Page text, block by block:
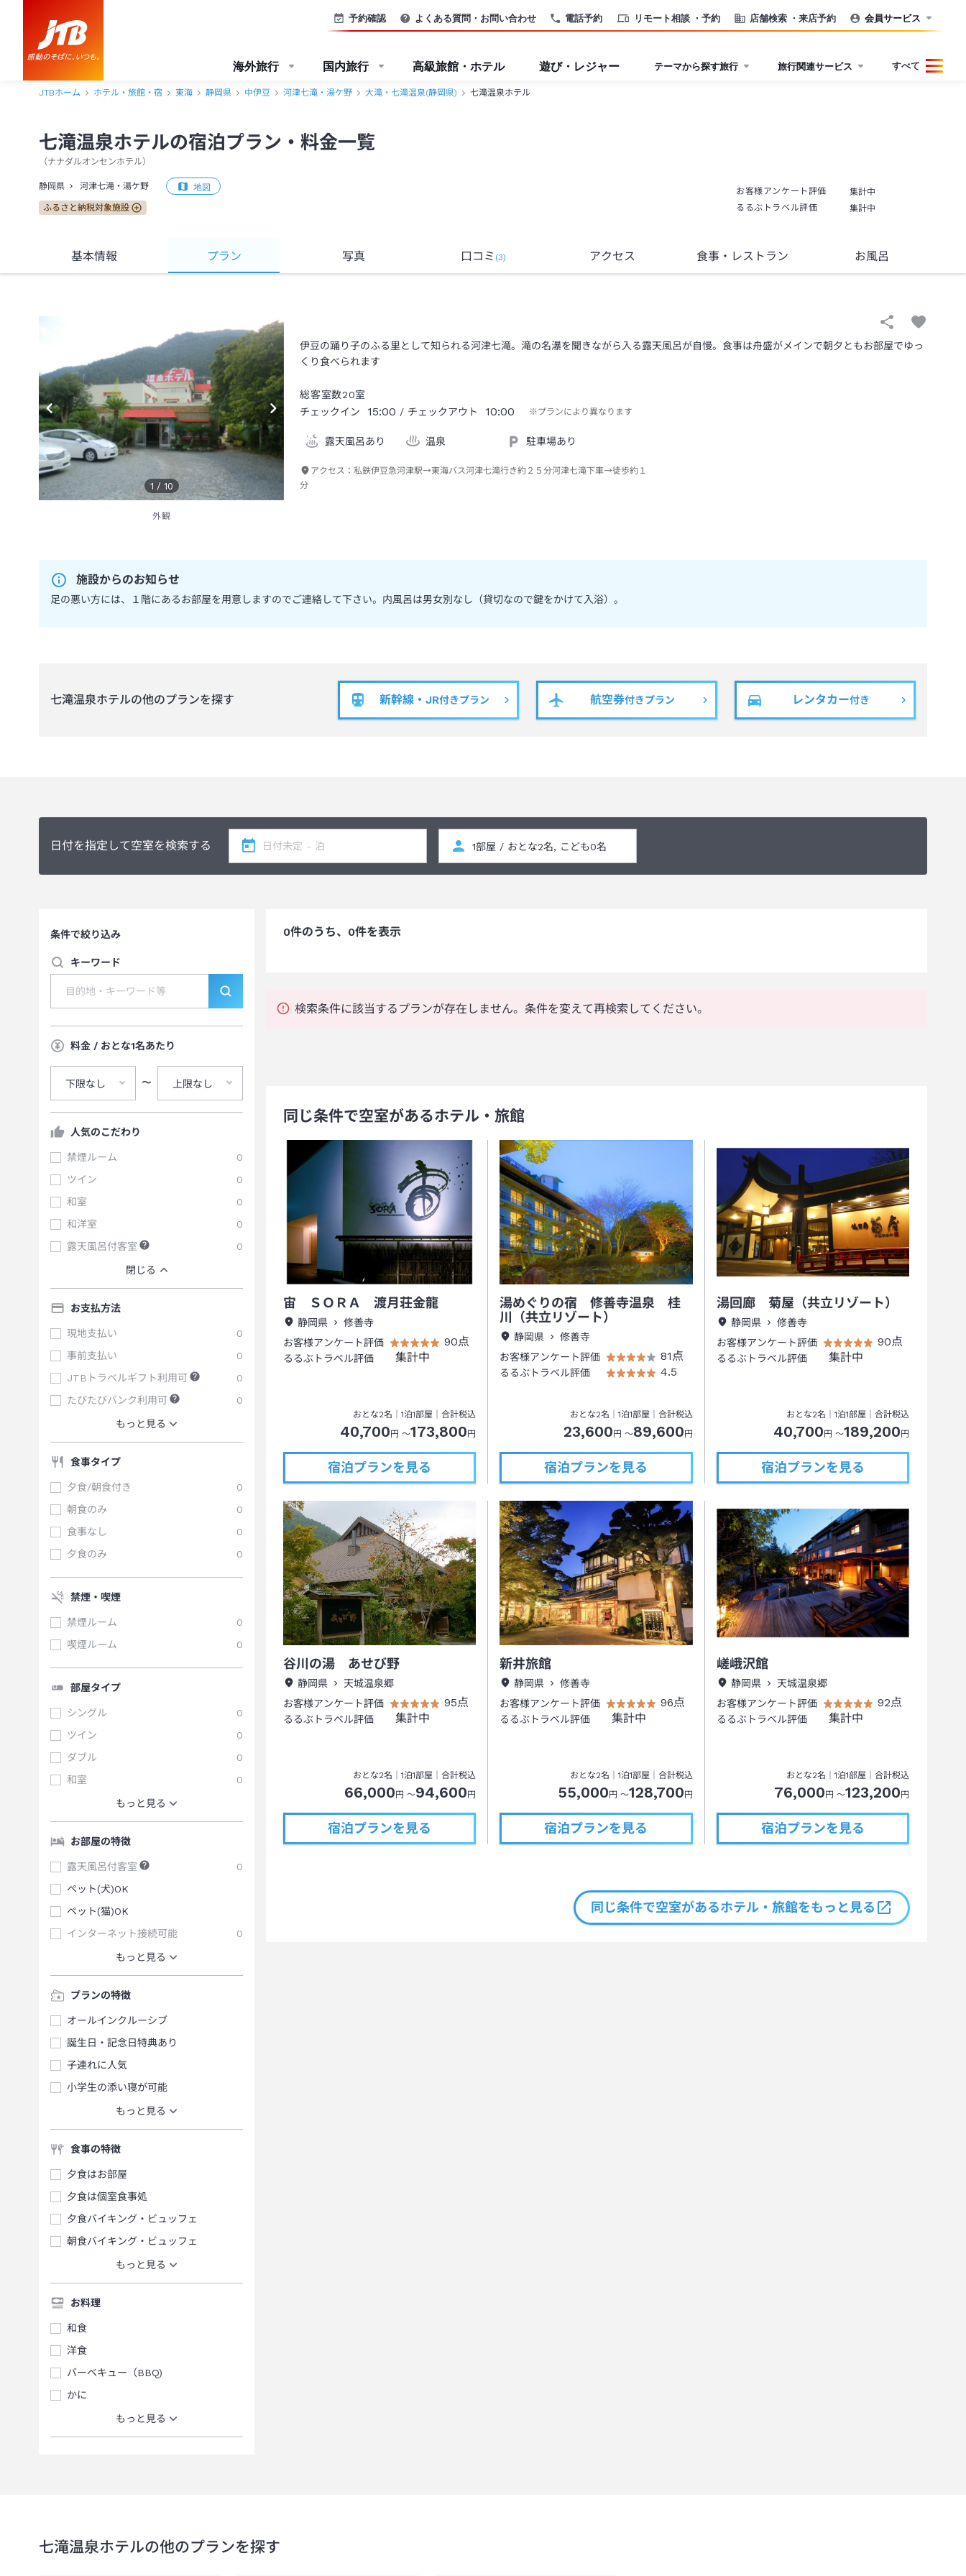
電話予約 リモート相談 ・予約 店舗検索 ・来店予約
予約確認 よくある質問・お問い合わせ 会員サービス
海外旅行 国内旅行 高級旅館・ホテル 遊び・レジャー テーマから探す旅行 旅行関連サービス すべて
JTBホーム ホテル・旅館・宿 東海 静岡県 中伊豆 河津七滝・湯ケ野 大滝・七滝温泉(静岡県) 七滝温泉ホテル
七滝温泉ホテルの宿泊プラン・料金一覧
（ナナダルオンセンホテル）
静岡県 河津七滝・湯ケ野 地図
ふるさと納税対象施設
お客様アンケート評価
集計中
るるぶトラベル評価
集計中
基本情報 プラン 写真 口コミ (3) アクセス 食事・レストラン お風呂
1 / 10
外観
伊豆の踊り子のふる里として知られる河津七滝。滝の名瀑を聞きながら入る露天風呂が自慢。食事は舟盛がメインで朝夕ともお部屋でゆっ
くり食べられます
総客室数20室
チェックイン
15:00 / チェックアウト 10:00 ※プランにより異なります
露天風呂あり 温泉 駐車場あり
アクセス：私鉄伊豆急河津駅→東海バス河津七滝行き約２５分河津七滝下車→徒歩約１
分
施設からのお知らせ
足の悪い方には、１階にあるお部屋を用意しますのでご連絡して下さい。内風呂は男女別なし（貸切なので鍵をかけて入浴）。
七滝温泉ホテルの他のプランを探す 新幹線・JR付きプラン 航空券付きプラン レンタカー付き
日付を指定して空室を検索する
条件で絞り込み
キーワード
料金 / おとな1名あたり
下限なし 〜 上限なし
人気のこだわり
禁煙ルーム
0
ツイン
0
和室
0
和洋室
0
露天風呂付客室
0
閉じる
お支払方法
現地支払い
0
事前支払い
0
JTBトラベルギフト利用可
0
たびたびバンク利用可
0
もっと見る
食事タイプ
夕食/朝食付き
0
朝食のみ
0
食事なし
0
夕食のみ
0
禁煙・喫煙
禁煙ルーム
0
喫煙ルーム
0
部屋タイプ
シングル
0
ツイン
0
ダブル
0
和室
0
もっと見る
お部屋の特徴
露天風呂付客室
0
ペット(犬)OK
ペット(猫)OK
インターネット接続可能
0
もっと見る
プランの特徴
オールインクルーシブ
誕生日・記念日特典あり
子連れに人気
小学生の添い寝が可能
もっと見る
食事の特徴
夕食はお部屋
夕食は個室食事処
夕食バイキング・ビュッフェ
朝食バイキング・ビュッフェ
もっと見る
お料理
和食
洋食
バーベキュー（BBQ)
かに
もっと見る
0件のうち、0件を表示
検索条件に該当するプランが存在しません。条件を変えて再検索してください。
同じ条件で空室があるホテル・旅館
宙 ＳＯＲＡ 渡月荘金龍
静岡県
修善寺
お客様アンケート評価
90点
るるぶトラベル評価 集計中
おとな2名 ｜1泊1部屋｜合計税込
40,700円 ～173,800円
宿泊プランを見る
湯めぐりの宿 修善寺温泉 桂
川（共立リゾート）
静岡県
修善寺
お客様アンケート評価
81点
るるぶトラベル評価 4.5
おとな2名 ｜1泊1部屋｜合計税込
23,600円 ～89,600円
宿泊プランを見る
湯回廊 菊屋（共立リゾート）
静岡県
修善寺
お客様アンケート評価
90点
るるぶトラベル評価 集計中
おとな2名 ｜1泊1部屋｜合計税込
40,700円 ～189,200円
宿泊プランを見る
谷川の湯 あせび野
静岡県
天城温泉郷
お客様アンケート評価
95点
るるぶトラベル評価 集計中
おとな2名 ｜1泊1部屋｜合計税込
66,000円 ～94,600円
宿泊プランを見る
新井旅館
静岡県
修善寺
お客様アンケート評価
96点
るるぶトラベル評価 集計中
おとな2名 ｜1泊1部屋｜合計税込
55,000円 ～128,700円
宿泊プランを見る
嵯峨沢館
静岡県
天城温泉郷
お客様アンケート評価
92点
るるぶトラベル評価 集計中
おとな2名 ｜1泊1部屋｜合計税込
76,000円 ～123,200円
宿泊プランを見る
同じ条件で空室があるホテル・旅館をもっと見る
七滝温泉ホテルの他のプランを探す